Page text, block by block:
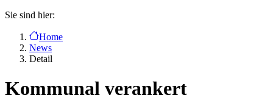
Sie sind hier:
Home
News
Detail
Kommunal verankert